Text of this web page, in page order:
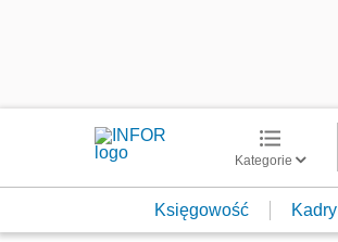
Kategorie
Księgowość Kadry